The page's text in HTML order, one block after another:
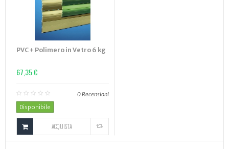
PVC + Polimero in Vetro 6 kg
67,35 €
0Recensioni
Disponibile
ACQUISTA